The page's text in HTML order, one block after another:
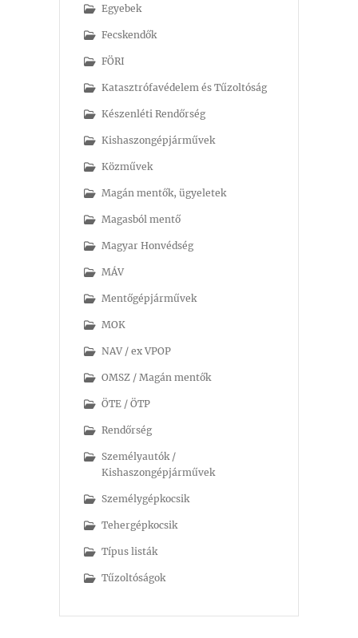
Egyebek
Fecskendők
FÖRI
Katasztrófavédelem és Tűzoltóság
Készenléti Rendőrség
Kishaszongépjárművek
Közművek
Magán mentők, ügyeletek
Magasból mentő
Magyar Honvédség
MÁV
Mentőgépjárművek
MOK
NAV / ex VPOP
OMSZ / Magán mentők
ÖTE / ÖTP
Rendőrség
Személyautók /
Kishaszongépjárművek
Személygépkocsik
Tehergépkocsik
Típus listák
Tűzoltóságok